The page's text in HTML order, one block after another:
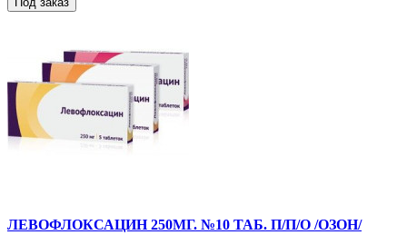
ЛЕВОФЛОКСАЦИН 250МГ. №10 ТАБ. П/П/О /ОЗОН/